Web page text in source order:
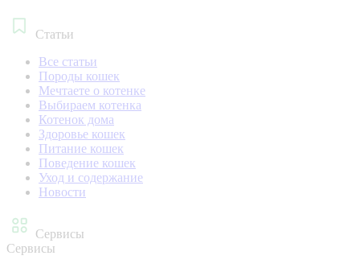
Статьи
Все статьи
Породы кошек
Мечтаете о котенке
Выбираем котенка
Котенок дома
Здоровье кошек
Питание кошек
Поведение кошек
Уход и содержание
Новости
Сервисы
Сервисы